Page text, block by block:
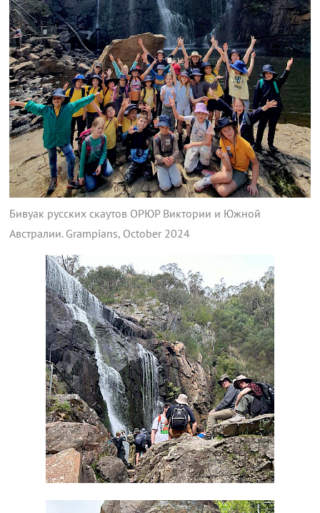
Бивуак русских скаутов ОРЮР Виктории и Южной
Австралии. Grampians, October 2024